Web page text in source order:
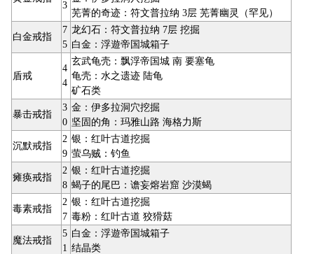
3
芜菁的奇迹：符文普拉纳 3层 芜菁幽灵（罕见）
白金戒指
7
5
龙幻石：符文普拉纳 7层 挖掘
白金：浮遊帝国城箱子
盾戒
4
4
玄武龟壳：飘浮帝国城 南 要塞龟
龟壳：水之遗迹 陆龟
矿石类
暴击戒指
3
0
金：伊多拉洞穴挖掘
坚固的角：玛雅山路 海格力斯
沉默戒指
2
9
银：红叶古道挖掘
萤乌贼：钓鱼
瘫痪戒指
2
8
银：红叶古道挖掘
蝎子的尾巴：谵妄熔岩窟 沙漠蝎
毒素戒指
2
7
银：红叶古道挖掘
毒粉：红叶古道 狡猾菇
魔法戒指
5
1
白金：浮遊帝国城箱子
结晶类